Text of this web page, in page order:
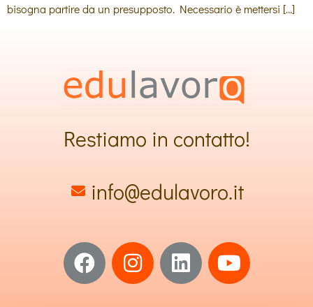
bisogna partire da un presupposto. Necessario è mettersi […]
Restiamo in contatto!
info@edulavoro.it